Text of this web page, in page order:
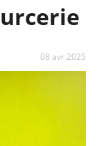
08 avr 2025